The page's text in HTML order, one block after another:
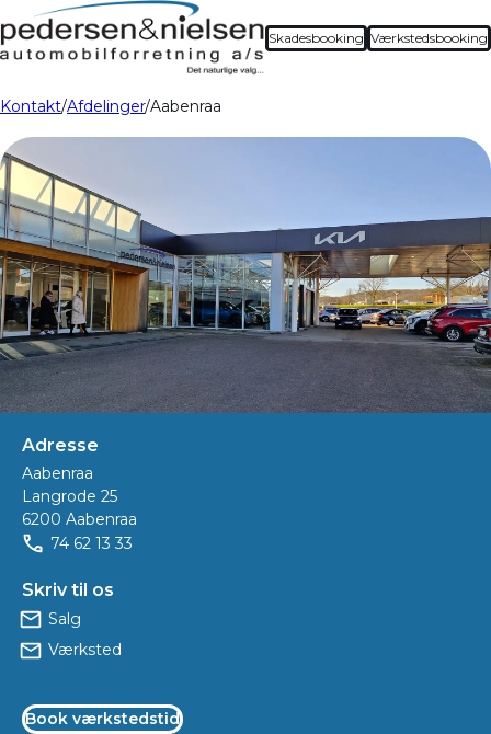
Skadesbooking Værkstedsbooking
Kontakt Afdelinger Aabenraa
Adresse
Aabenraa
Langrode 25
6200 Aabenraa
74 62 13 33
Skriv til os
Salg
Værksted
Book værkstedstid